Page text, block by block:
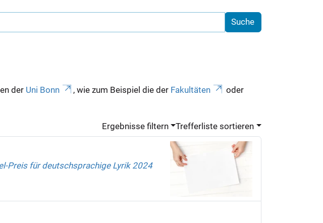
der Uni Bonn , wie zum Beispiel die der Fakultäten
oder
Ergebnisse filtern Trefferliste sortieren
Preis für deutschsprachige Lyrik 2024